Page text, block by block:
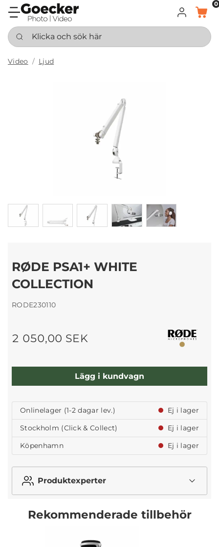
LOGGA IN
KORG
0
Klicka och sök här
Video Ljud
RØDE PSA1+ WHITE
COLLECTION
RODE230110
2 050,00 SEK
Lägg i kundvagn
Onlinelager (1-2 dagar lev.)
Ej i lager
Stockholm (Click & Collect)
Ej i lager
Köpenhamn
Ej i lager
Produktexperter
Rekommenderade tillbehör